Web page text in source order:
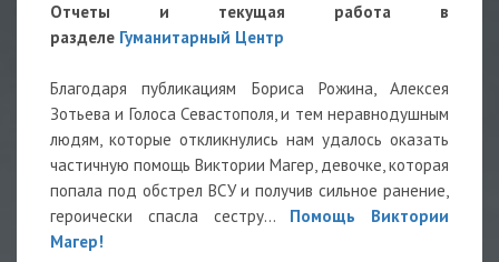
Отчеты и текущая работа в
разделе Гуманитарный Центр
Благодаря публикациям Бориса Рожина, Алексея
Зотьева и Голоса Севастополя, и тем неравнодушным
людям, которые откликнулись нам удалось оказать
частичную помощь Виктории Магер, девочке, которая
попала под обстрел ВСУ и получив сильное ранение,
героически спасла сестру... Помощь Виктории
Магер!